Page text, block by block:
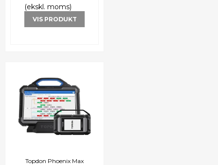
(ekskl. moms)
VIS PRODUKT
Topdon Phoenix Max